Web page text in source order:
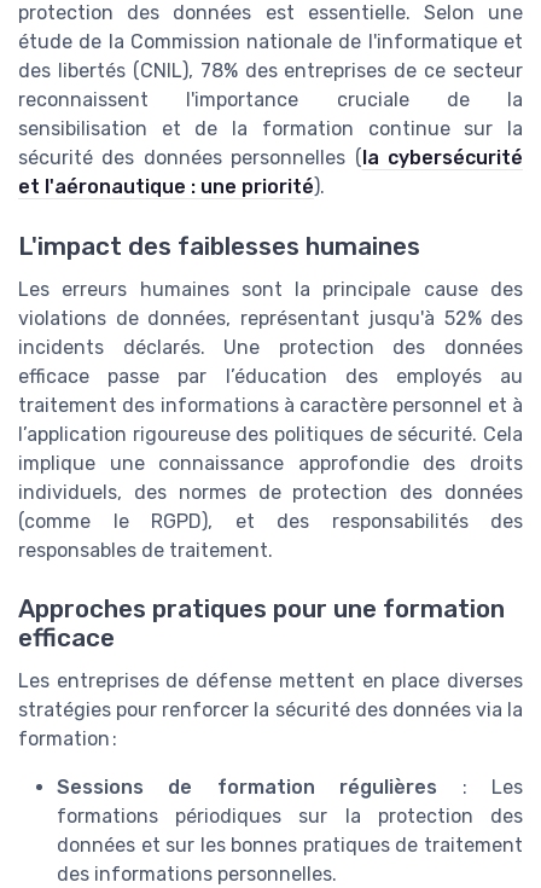
protection des données est essentielle. Selon une
étude de la Commission nationale de l'informatique et
des libertés (CNIL), 78% des entreprises de ce secteur
reconnaissent l'importance cruciale de la
sensibilisation et de la formation continue sur la
sécurité des données personnelles ( la cybersécurité
et l'aéronautique : une priorité).
L'impact des faiblesses humaines
Les erreurs humaines sont la principale cause des
violations de données, représentant jusqu'à 52% des
incidents déclarés. Une protection des données
efficace passe par l’éducation des employés au
traitement des informations à caractère personnel et à
l’application rigoureuse des politiques de sécurité. Cela
implique une connaissance approfondie des droits
individuels, des normes de protection des données
(comme le RGPD), et des responsabilités des
responsables de traitement.
Approches pratiques pour une formation
efficace
Les entreprises de défense mettent en place diverses
stratégies pour renforcer la sécurité des données via la
formation :
Sessions de formation régulières : Les
formations périodiques sur la protection des
données et sur les bonnes pratiques de traitement
des informations personnelles.